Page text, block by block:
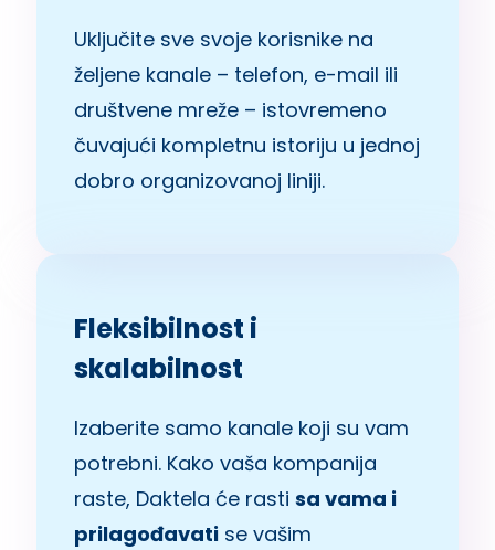
Uključite sve svoje korisnike na
željene kanale – telefon, e-mail ili
društvene mreže – istovremeno
čuvajući kompletnu istoriju u jednoj
dobro organizovanoj liniji.
Fleksibilnost i
skalabilnost
Izaberite samo kanale koji su vam
potrebni. Kako vaša kompanija
raste, Daktela će rastisa vama i
prilagođavati se vašim